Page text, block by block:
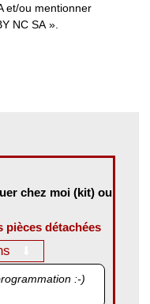
et/ou mentionner
NC SA ».
chez moi (kit) ou
pièces détachées
:-)